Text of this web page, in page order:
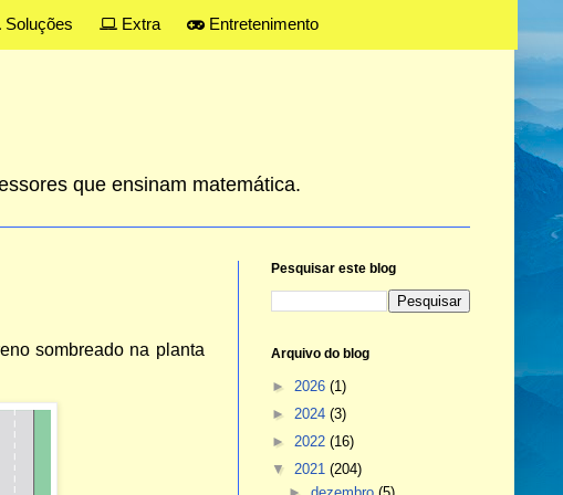
Soluções Extra Entretenimento
que ensinam matemática.
sombreado na planta
Pesquisar este blog
Arquivo do blog
► 2026 (1)
► 2024 (3)
► 2022 (16)
▼ 2021 (204)